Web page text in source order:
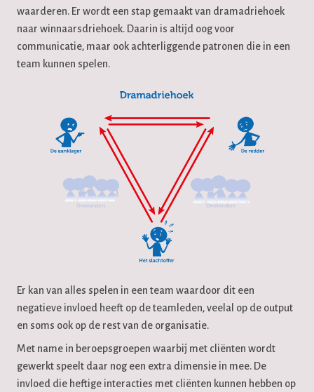
waarderen. Er wordt een stap gemaakt van dramadriehoek
naar winnaarsdriehoek. Daarin is altijd oog voor
communicatie, maar ook achterliggende patronen die in een
team kunnen spelen.
Er kan van alles spelen in een team waardoor dit een
negatieve invloed heeft op de teamleden, veelal op de output
en soms ook op de rest van de organisatie.
Met name in beroepsgroepen waarbij met cliënten wordt
gewerkt speelt daar nog een extra dimensie in mee. De
invloed die heftige interacties met cliënten kunnen hebben op